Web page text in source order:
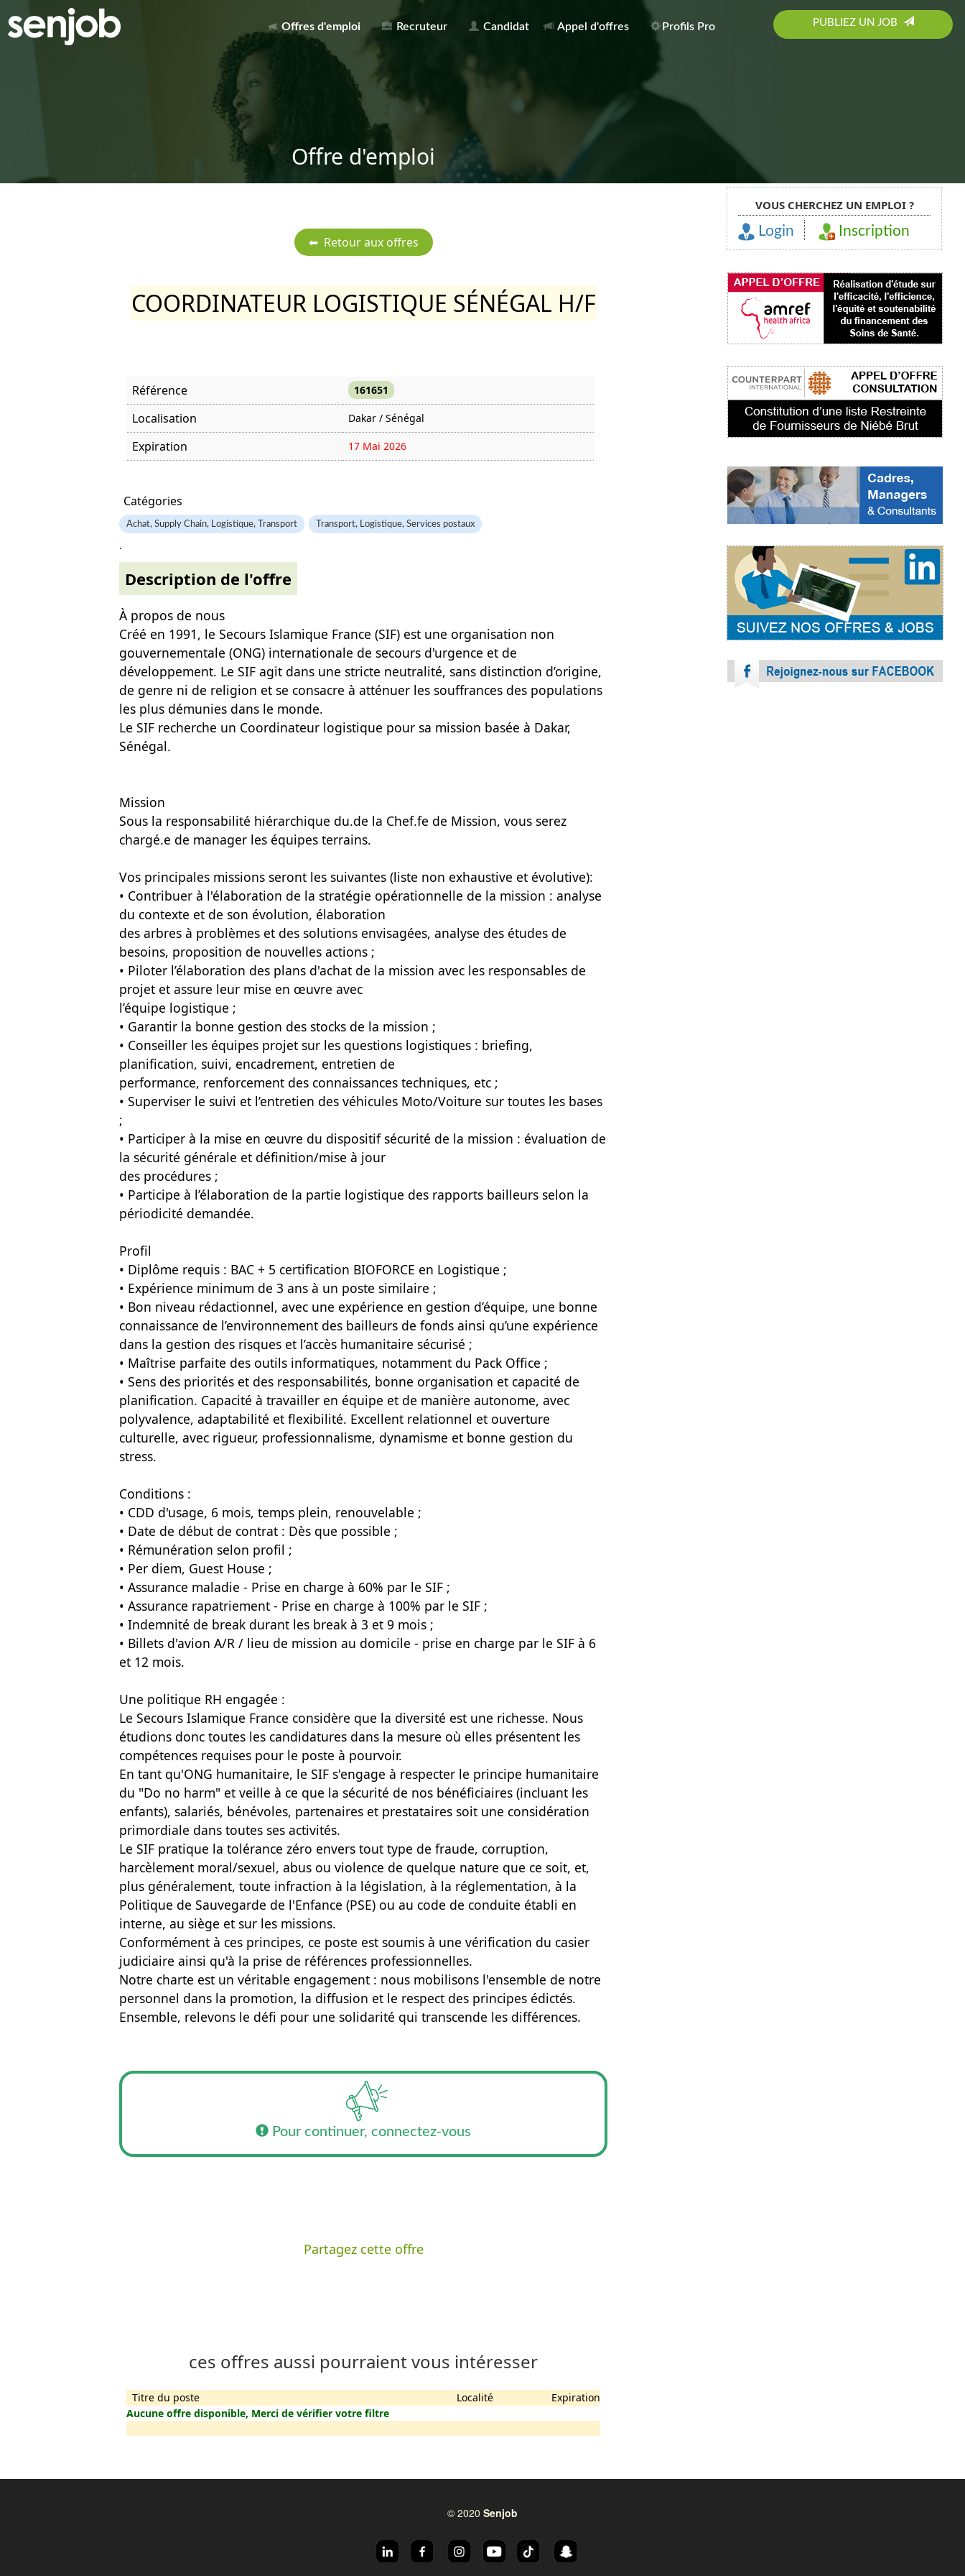
Offres d'emploi Recruteur Candidat Appel d'offres Profils Pro PUBLIEZ UN JOB
Offre d'emploi
COORDINATEUR LOGISTIQUE SÉNÉGAL H/F
Référence 161651
Localisation Dakar / Sénégal
Expiration 17 Mai 2026
Catégories
Achat, Supply Chain, Logistique, Transport Transport, Logistique, Services postaux
.
Description de l'offre
À propos de nous
Créé en 1991, le Secours Islamique France (SIF) est une organisation non
gouvernementale (ONG) internationale de secours d'urgence et de
développement. Le SIF agit dans une stricte neutralité, sans distinction d’origine,
de genre ni de religion et se consacre à atténuer les souffrances des populations
les plus démunies dans le monde.
Le SIF recherche un Coordinateur logistique pour sa mission basée à Dakar,
Sénégal.
Mission
Sous la responsabilité hiérarchique du.de la Chef.fe de Mission, vous serez
chargé.e de manager les équipes terrains.
Vos principales missions seront les suivantes (liste non exhaustive et évolutive):
• Contribuer à l'élaboration de la stratégie opérationnelle de la mission : analyse
du contexte et de son évolution, élaboration
des arbres à problèmes et des solutions envisagées, analyse des études de
besoins, proposition de nouvelles actions ;
• Piloter l’élaboration des plans d'achat de la mission avec les responsables de
projet et assure leur mise en œuvre avec
l’équipe logistique ;
• Garantir la bonne gestion des stocks de la mission ;
• Conseiller les équipes projet sur les questions logistiques : briefing,
planification, suivi, encadrement, entretien de
performance, renforcement des connaissances techniques, etc ;
• Superviser le suivi et l’entretien des véhicules Moto/Voiture sur toutes les bases
;
• Participer à la mise en œuvre du dispositif sécurité de la mission : évaluation de
la sécurité générale et définition/mise à jour
des procédures ;
• Participe à l’élaboration de la partie logistique des rapports bailleurs selon la
périodicité demandée.
Profil
• Diplôme requis : BAC + 5 certification BIOFORCE en Logistique ;
• Expérience minimum de 3 ans à un poste similaire ;
• Bon niveau rédactionnel, avec une expérience en gestion d’équipe, une bonne
connaissance de l’environnement des bailleurs de fonds ainsi qu’une expérience
dans la gestion des risques et l’accès humanitaire sécurisé ;
• Maîtrise parfaite des outils informatiques, notamment du Pack Office ;
• Sens des priorités et des responsabilités, bonne organisation et capacité de
planification. Capacité à travailler en équipe et de manière autonome, avec
polyvalence, adaptabilité et flexibilité. Excellent relationnel et ouverture
culturelle, avec rigueur, professionnalisme, dynamisme et bonne gestion du
stress.
Conditions :
• CDD d'usage, 6 mois, temps plein, renouvelable ;
• Date de début de contrat : Dès que possible ;
• Rémunération selon profil ;
• Per diem, Guest House ;
• Assurance maladie - Prise en charge à 60% par le SIF ;
• Assurance rapatriement - Prise en charge à 100% par le SIF ;
• Indemnité de break durant les break à 3 et 9 mois ;
• Billets d'avion A/R / lieu de mission au domicile - prise en charge par le SIF à 6
et 12 mois.
Une politique RH engagée :
Le Secours Islamique France considère que la diversité est une richesse. Nous
étudions donc toutes les candidatures dans la mesure où elles présentent les
compétences requises pour le poste à pourvoir.
En tant qu'ONG humanitaire, le SIF s'engage à respecter le principe humanitaire
du "Do no harm" et veille à ce que la sécurité de nos bénéficiaires (incluant les
enfants), salariés, bénévoles, partenaires et prestataires soit une considération
primordiale dans toutes ses activités.
Le SIF pratique la tolérance zéro envers tout type de fraude, corruption,
harcèlement moral/sexuel, abus ou violence de quelque nature que ce soit, et,
plus généralement, toute infraction à la législation, à la réglementation, à la
Politique de Sauvegarde de l'Enfance (PSE) ou au code de conduite établi en
interne, au siège et sur les missions.
Conformément à ces principes, ce poste est soumis à une vérification du casier
judiciaire ainsi qu'à la prise de références professionnelles.
Notre charte est un véritable engagement : nous mobilisons l'ensemble de notre
personnel dans la promotion, la diffusion et le respect des principes édictés.
Ensemble, relevons le défi pour une solidarité qui transcende les différences.
Pour continuer, connectez-vous
Partagez cette offre
ces offres aussi pourraient vous intéresser
Titre du poste Localité
Expiration
Aucune offre disponible, Merci de vérifier votre filtre
VOUS CHERCHEZ UN EMPLOI ?
Login Inscription
© 2020 Senjob